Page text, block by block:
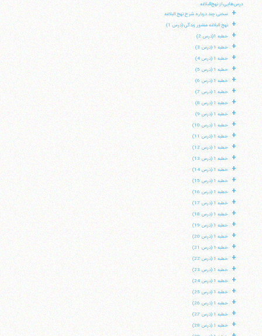
درس‌هایی از نهج‌البلاغه
+ سخنی چند درباره شرح نهج البلاغه
+ نهج البلاغه منشور زندگی (درس 1)
+ خطبه 1(درس 2)
+ خطبه 1 (درس 3)
+ خطبه 1 (درس 4)
+ خطبه 1 (درس 5)
+ خطبه 1 (درس 6)
+ خطبه 1 (درس 7)
+ خطبه 1 (درس 8)
+ خطبه 1 (درس 9)
+ خطبه 1 (درس 10)
+ خطبه 1 (درس 11)
+ خطبه 1 (درس 12)
+ خطبه 1 (درس 13)
+ خطبه 1 (درس 14)
+ خطبه 1 (درس 15)
+ خطبه 1 (درس 16)
+ خطبه 1 (درس 17)
+ خطبه 1 (درس 18)
+ خطبه 1 (درس 19)
+ خطبه 1 (درس 20)
+ خطبه 1 (درس 21)
+ خطبه 1 (درس 22)
+ خطبه 1 (درس 23)
+ خطبه 1 (درس 24)
+ خطبه 1 (درس 25)
+ خطبه 1 (درس 26)
+ خطبه 1 (درس 27)
+ خطبه 1 (درس 28)